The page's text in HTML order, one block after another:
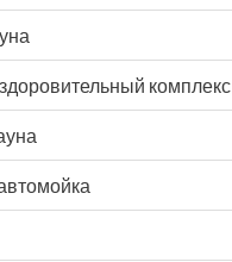
комплекс